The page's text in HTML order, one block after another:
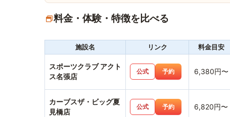
料金・体験・特徴を比べる
施設名 リンク 料金目安
スポーツクラブ アクト
ス名張店
公式 予約 6,380円〜
カーブスザ・ビッグ夏
見橋店
公式 予約 6,820円〜